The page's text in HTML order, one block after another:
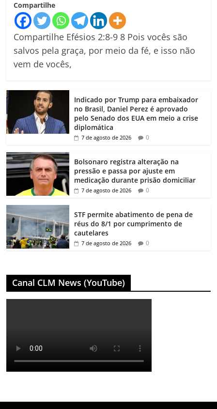
Compartilhe
Compartilhe Efésios 2:8-9 8 Pois vocês são
salvos pela graça, por meio da fé, e isso não
vem de vocês,
Indicado por Trump para embaixador
no Brasil, Daniel Perez é aprovado
pelo Senado dos EUA em meio a crise
diplomática
7 de agosto de 2026 0
Bolsonaro registra alteração na
pressão e passa por ajuste em
medicação durante prisão domiciliar
7 de agosto de 2026 0
STF permite abatimento de pena de
réus do 8/1 por cumprimento de
cautelares
7 de agosto de 2026 0
Canal CLM News (YouTube)